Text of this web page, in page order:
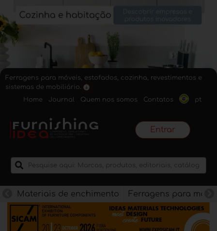
Ferragens para móveis, estofados, cozinha, revestimentos e
sistemas de mobiliário.
Home
Journal Quem nos somos Contatos pt
Entrar
Materiais de enchimento Ferragens para